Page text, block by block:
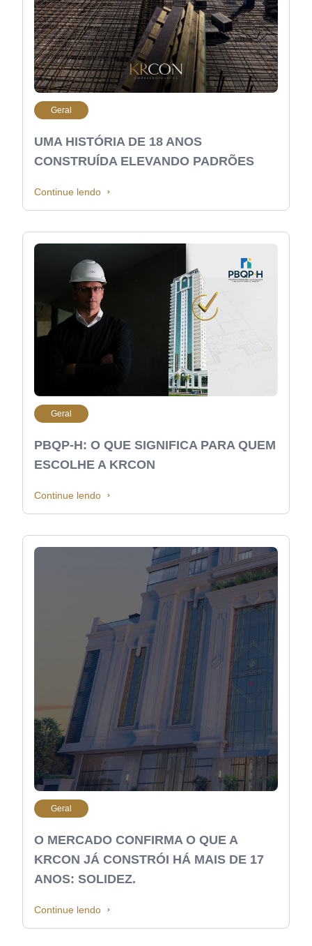
Geral
UMA HISTÓRIA DE 18 ANOS
CONSTRUÍDA ELEVANDO PADRÕES
Continue lendo
Geral
PBQP-H: O QUE SIGNIFICA PARA QUEM
ESCOLHE A KRCON
Continue lendo
Geral
O MERCADO CONFIRMA O QUE A
KRCON JÁ CONSTRÓI HÁ MAIS DE 17
ANOS: SOLIDEZ.
Continue lendo